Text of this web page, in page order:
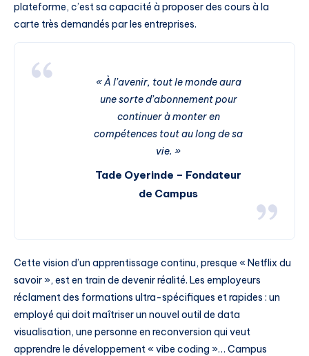
plateforme, c’est sa capacité à proposer des cours à la
carte très demandés par les entreprises.
« À l’avenir, tout le monde aura
une sorte d’abonnement pour
continuer à monter en
compétences tout au long de sa
vie. »
Tade Oyerinde – Fondateur
de Campus
Cette vision d’un apprentissage continu, presque « Netflix du
savoir », est en train de devenir réalité. Les employeurs
réclament des formations ultra-spécifiques et rapides : un
employé qui doit maîtriser un nouvel outil de data
visualisation, une personne en reconversion qui veut
apprendre le développement « vibe coding »… Campus